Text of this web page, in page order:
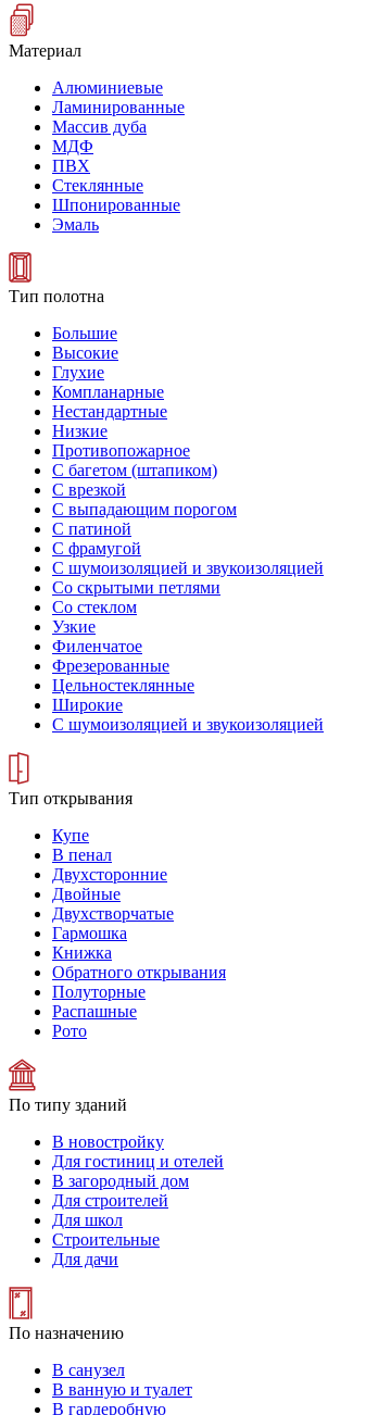
Материал
Алюминиевые
Ламинированные
Массив дуба
МДФ
ПВХ
Стеклянные
Шпонированные
Эмаль
Тип полотна
Большие
Высокие
Глухие
Компланарные
Нестандартные
Низкие
Противопожарное
С багетом (штапиком)
С врезкой
С выпадающим порогом
С патиной
С фрамугой
С шумоизоляцией и звукоизоляцией
Со скрытыми петлями
Со стеклом
Узкие
Филенчатое
Фрезерованные
Цельностеклянные
Широкие
С шумоизоляцией и звукоизоляцией
Тип открывания
Купе
В пенал
Двухсторонние
Двойные
Двухстворчатые
Гармошка
Книжка
Обратного открывания
Полуторные
Распашные
Рото
По типу зданий
В новостройку
Для гостиниц и отелей
В загородный дом
Для строителей
Для школ
Строительные
Для дачи
По назначению
В санузел
В ванную и туалет
В гардеробную